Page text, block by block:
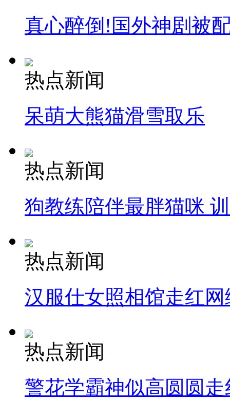
真心醉倒!国外神剧被
热点新闻
呆萌大熊猫滑雪取乐
热点新闻
狗教练陪伴最胖猫咪
热点新闻
汉服仕女照相馆走红网
热点新闻
警花学霸神似高圆圆走